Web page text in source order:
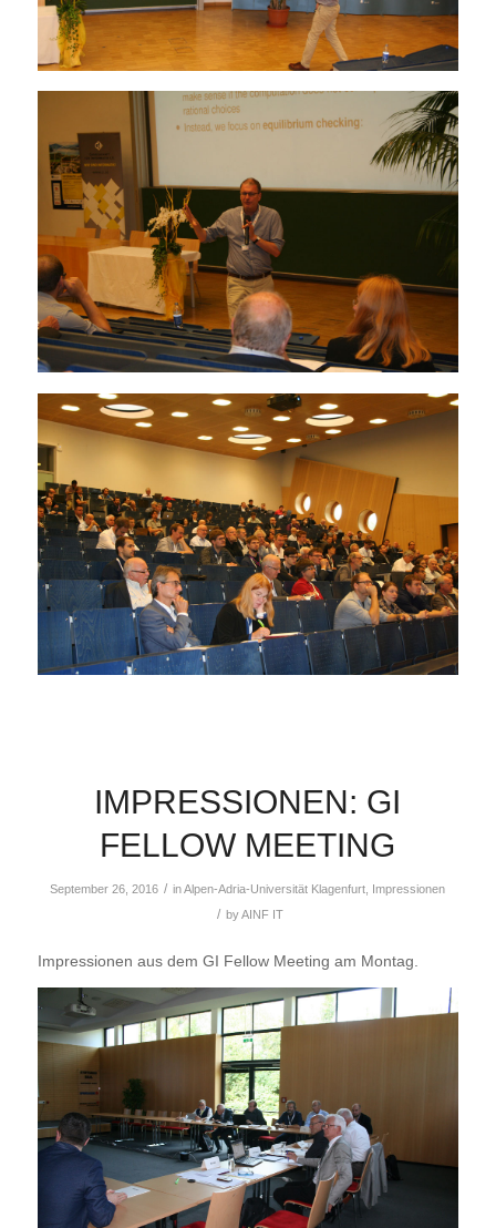
IMPRESSIONEN: GI
FELLOW MEETING
September 26, 2016 / inAlpen-Adria-Universität Klagenfurt Impressionen
/ byAINF IT
Impressionen aus dem GI Fellow Meeting am Montag.